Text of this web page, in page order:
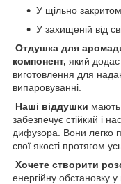
У щільно
У захищеній від
Отдушка для
компонент, який
виготовлення для
випаровуванні.
Наші віддушки мають
забезпечує стійкий і
дифузора. Вони легко
свої якості протягом
Хочете створити
енергійну обстановку